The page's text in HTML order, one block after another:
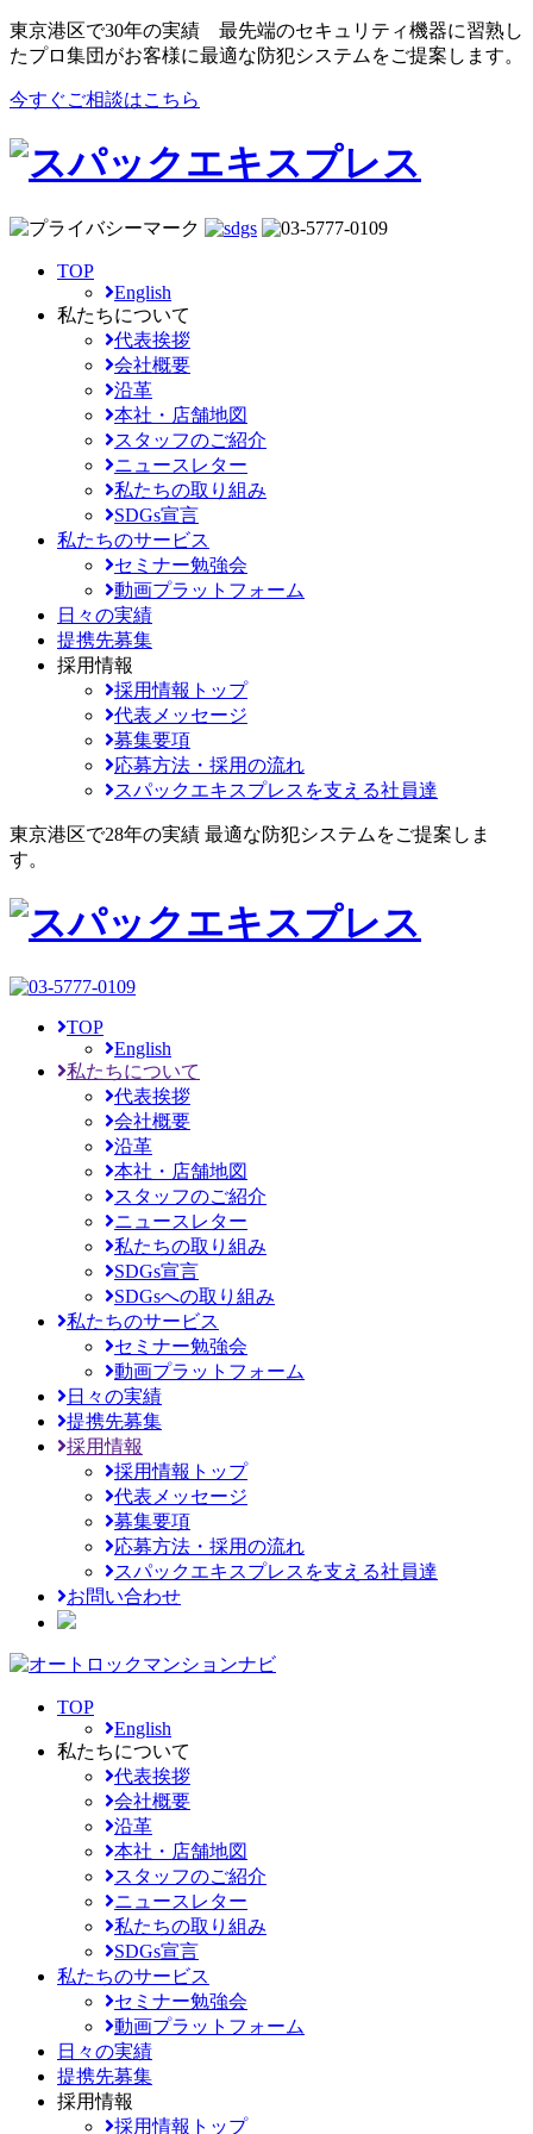
東京港区で30年の実績 最先端のセキュリティ機器に習熟し
たプロ集団がお客様に最適な防犯システムをご提案します。
今すぐご相談はこちら
TOP
English
私たちについて
代表挨拶
会社概要
沿革
本社・店舗地図
スタッフのご紹介
ニュースレター
私たちの取り組み
SDGs宣言
私たちのサービス
セミナー勉強会
動画プラットフォーム
日々の実績
提携先募集
採用情報
採用情報トップ
代表メッセージ
募集要項
応募方法・採用の流れ
スパックエキスプレスを支える社員達
東京港区で28年の実績 最適な防犯システムをご提案しま
す。
TOP
English
私たちについて
代表挨拶
会社概要
沿革
本社・店舗地図
スタッフのご紹介
ニュースレター
私たちの取り組み
SDGs宣言
SDGsへの取り組み
私たちのサービス
セミナー勉強会
動画プラットフォーム
日々の実績
提携先募集
採用情報
採用情報トップ
代表メッセージ
募集要項
応募方法・採用の流れ
スパックエキスプレスを支える社員達
お問い合わせ
TOP
English
私たちについて
代表挨拶
会社概要
沿革
本社・店舗地図
スタッフのご紹介
ニュースレター
私たちの取り組み
SDGs宣言
私たちのサービス
セミナー勉強会
動画プラットフォーム
日々の実績
提携先募集
採用情報
採用情報トップ